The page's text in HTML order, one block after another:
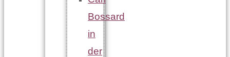
Bossard
in
der